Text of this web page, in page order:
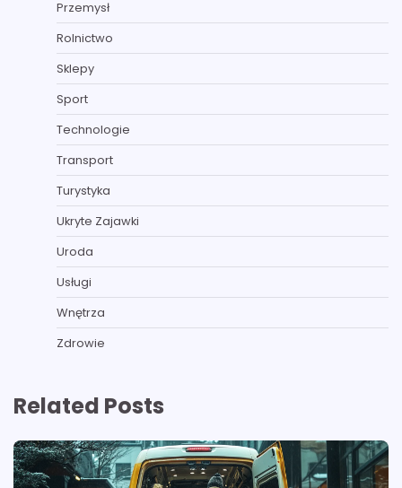
Przemysł
Rolnictwo
Sklepy
Sport
Technologie
Transport
Turystyka
Ukryte Zajawki
Uroda
Usługi
Wnętrza
Zdrowie
Related Posts